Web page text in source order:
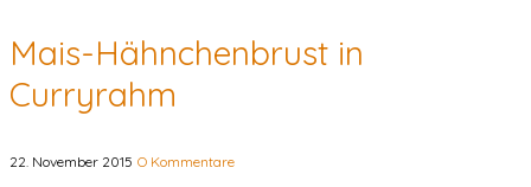
Mais-Hähnchenbrust in
Curryrahm
22. November 2015 O Kommentare